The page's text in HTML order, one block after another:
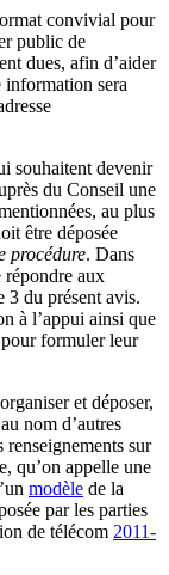
convivial pour
public de
dues, afin d’aider
information sera
souhaitent devenir
du Conseil une
au plus
être déposée
procédure. Dans
répondre aux
3 du présent avis.
à l’appui ainsi que
formuler leur
et déposer,
nom d’autres
sur
qu’on appelle une
modèle de la
par les parties
de télécom 2011-